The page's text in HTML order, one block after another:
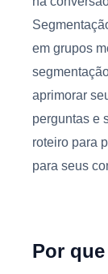
em grupos
aprimorar
perguntas e
roteiro para
para seus
Por